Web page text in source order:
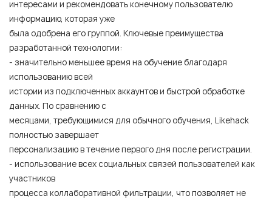
интересами и рекомендовать конечному пользователю
информацию, которая уже
была одобрена его группой. Ключевые преимущества
разработанной технологии:
- значительно меньшее время на обучение благодаря
использованию всей
истории из подключенных аккаунтов и быстрой обработке
данных. По сравнению с
месяцами, требующимися для обычного обучения, Likehack
полностью завершает
персонализацию в течение первого дня после регистрации.
- использование всех социальных связей пользователей как
участников
процесса коллаборативной фильтрации, что позволяет не